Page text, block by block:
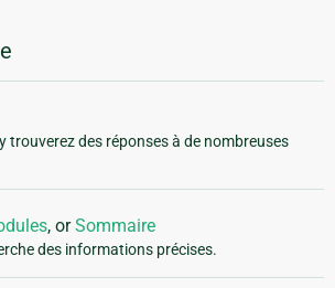
trouverez des réponses à de nombreuses
, orSommaire
des informations précises.